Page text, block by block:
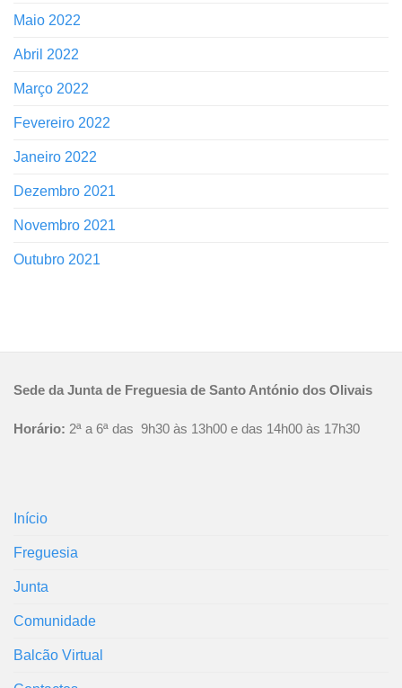
Maio 2022
Abril 2022
Março 2022
Fevereiro 2022
Janeiro 2022
Dezembro 2021
Novembro 2021
Outubro 2021
Sede da Junta de Freguesia de Santo António dos Olivais
Horário: 2ª a 6ª das 9h30 às 13h00 e das 14h00 às 17h30
Início
Freguesia
Junta
Comunidade
Balcão Virtual